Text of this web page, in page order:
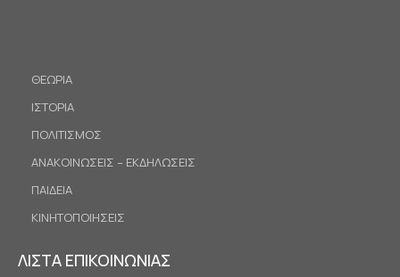
ΘΕΩΡΙΑ
ΙΣΤΟΡΙΑ
ΠΟΛΙΤΙΣΜΟΣ
ΑΝΑΚΟΙΝΩΣΕΙΣ – ΕΚΔΗΛΩΣΕΙΣ
ΠΑΙΔΕΙΑ
ΚΙΝΗΤΟΠΟΙΗΣΕΙΣ
ΛΙΣΤΑ ΕΠΙΚΟΙΝΩΝΙΑΣ